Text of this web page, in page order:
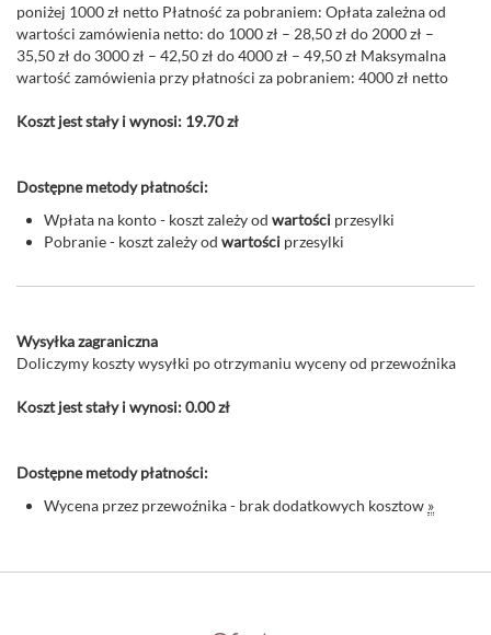
poniżej 1000 zł netto Płatność za pobraniem: Opłata zależna od
wartości zamówienia netto: do 1000 zł – 28,50 zł do 2000 zł –
35,50 zł do 3000 zł – 42,50 zł do 4000 zł – 49,50 zł Maksymalna
wartość zamówienia przy płatności za pobraniem: 4000 zł netto
Koszt jest stały i wynosi: 19.70 zł
Dostępne metody płatności:
Wpłata na konto - koszt zależy od wartości przesylki
Pobranie - koszt zależy od wartości przesylki
Wysyłka zagraniczna
Doliczymy koszty wysyłki po otrzymaniu wyceny od przewoźnika
Koszt jest stały i wynosi: 0.00 zł
Dostępne metody płatności:
Wycena przez przewoźnika - brak dodatkowych kosztow »